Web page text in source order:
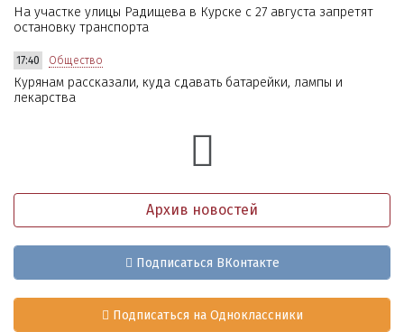
На участке улицы Радищева в Курске с 27 августа запретят
остановку транспорта
17:40 Общество
Курянам рассказали, куда сдавать батарейки, лампы и
лекарства
Архив новостей
Подписаться ВКонтакте
Подписаться на Одноклассники